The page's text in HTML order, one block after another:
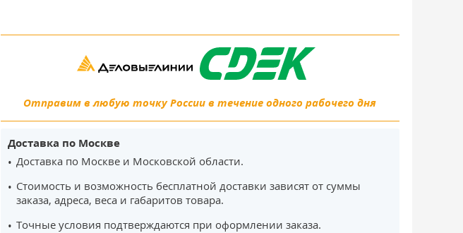
Отправим в любую точку России в течение одного рабочего дня
Доставка по Москве
Доставка по Москве и Московской области.
Стоимость и возможность бесплатной доставки зависят от суммы
заказа, адреса, веса и габаритов товара.
Точные условия подтверждаются при оформлении заказа.